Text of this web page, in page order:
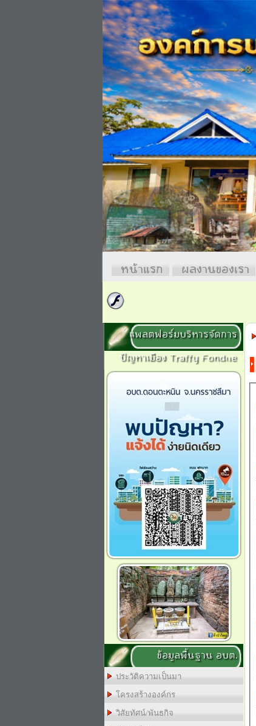
หน้าแรก ผลงานของเรา
แพลตฟอร์มบริหารจัดการ
ปัญหาเมือง Traffy Fondue
ข้อมูลพื้นฐาน อบต.
ประวัติความเป็นมา
โครงสร้างองค์กร
วิสัยทัศน์/พันธกิจ